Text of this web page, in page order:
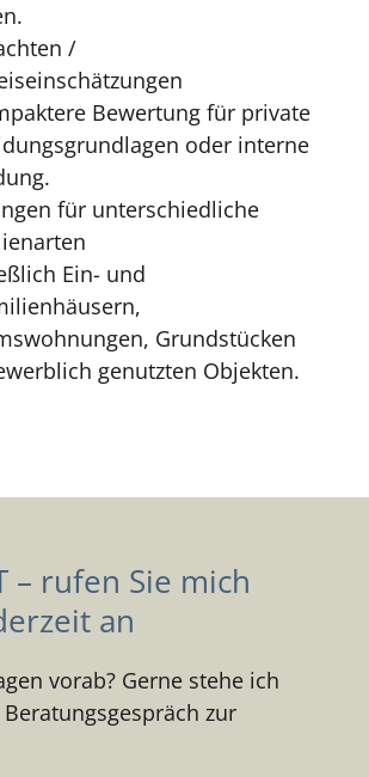
/
Bewertung für private
oder interne
für unterschiedliche
Ein- und
Grundstücken
genutzten Objekten.
– rufen Sie mich
an
vorab? Gerne stehe ich
zur